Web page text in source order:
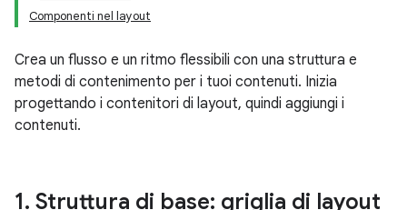
Componenti nel layout
Crea un flusso e un ritmo flessibili con una struttura e
metodi di contenimento per i tuoi contenuti. Inizia
progettando i contenitori di layout, quindi aggiungi i
contenuti.
1. Struttura di base: griglia di layout